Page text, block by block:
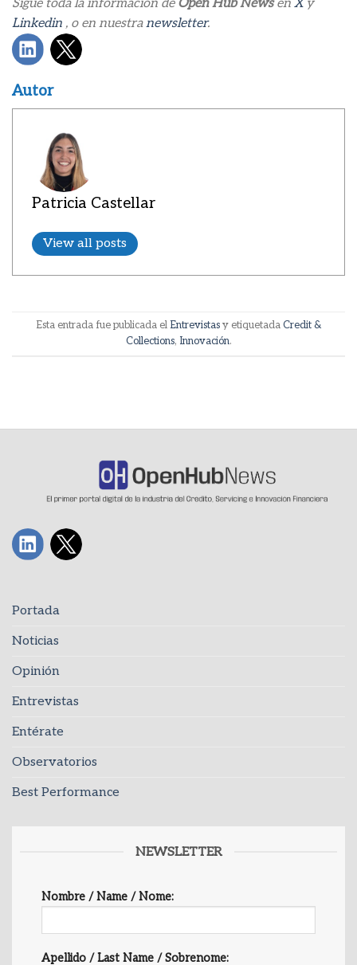
Sigue toda la información de Open Hub Newsen Xy
Linkedin , o en nuestranewsletter.
Autor
Patricia Castellar
View all posts
Esta entrada fue publicada el Entrevistasy etiquetadaCredit &
Collections, Innovación.
Portada
Noticias
Opinión
Entrevistas
Entérate
Observatorios
Best Performance
NEWSLETTER
Nombre / Name / Nome:
Apellido / Last Name / Sobrenome: